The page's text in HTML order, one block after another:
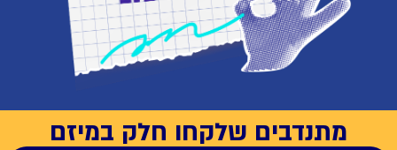
מתנדבים שלקחו חלק במיזם